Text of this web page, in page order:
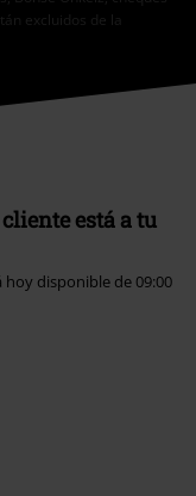
excluidos de la
está a tu
disponible de 09:00